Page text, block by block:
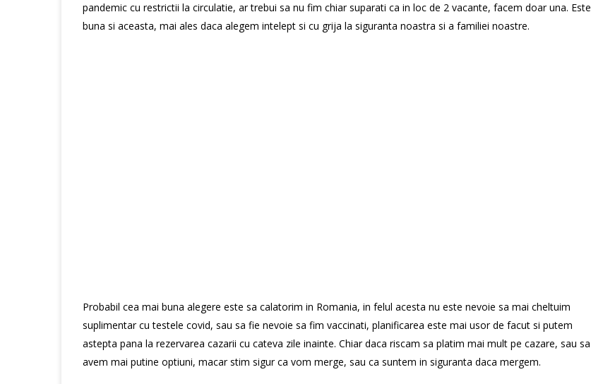
pandemic cu restrictii la circulatie, ar trebui sa nu fim chiar suparati ca in loc de 2 vacante, facem doar una. Este
buna si aceasta, mai ales daca alegem intelept si cu grija la siguranta noastra si a familiei noastre.
Probabil cea mai buna alegere este sa calatorim in Romania, in felul acesta nu este nevoie sa mai cheltuim
suplimentar cu testele covid, sau sa fie nevoie sa fim vaccinati, planificarea este mai usor de facut si putem
astepta pana la rezervarea cazarii cu cateva zile inainte. Chiar daca riscam sa platim mai mult pe cazare, sau sa
avem mai putine optiuni, macar stim sigur ca vom merge, sau ca suntem in siguranta daca mergem.